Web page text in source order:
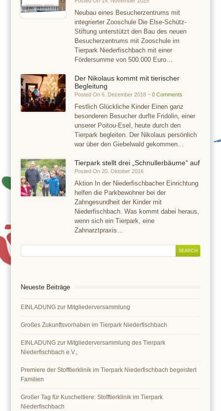
Neubau eines Besucherzentrums mit
integrierter Zooschule Die Else-Schütz-
Stiftung unterstützt den Bau des neuen
Besucherzentrums mit Zooschule im
Tierpark Niederfischbach mit einer
Fördersumme von 500.000 Euro…
Der Nikolaus kommt mit tierischer
Begleitung
Posted On 6. Dezember 2018 ~0 Comments
Festlich Glückliche Kinder Einen ganz
besonderen Besucher durfte Fridolin, einer
unserer Poitou-Esel, heute durch den
Tierpark begleiten. Der Nikolaus persönlich
war über den Giebelwald gekommen…
Tierpark stellt drei „Schnullerbäume“ auf
Posted On 20. Oktober 2016
Aktion In der Niederfischbacher Einrichtung
helfen die Parkbewohner bei der
Zahngesundheit der Kinder mit
Niederfischbach. Was kommt dabei heraus,
wenn sich ein Tierpark, eine
Zahnarztpraxis…
Neueste Beiträge
EINLADUNG zur Mitgliederversammlung
Großes Zukunftsvorhaben im Tierpark Niederfischbach
EINLADUNG zur Mitgliederversammlung des Tierpark
Niederfischbach e.V.,
Premiere der Stofftierklinik im Tierpark Niederfischbach begeistert
Familien
Großer Tag für Kuscheltiere: Stofftierklinik im Tierpark
Niederfischbach